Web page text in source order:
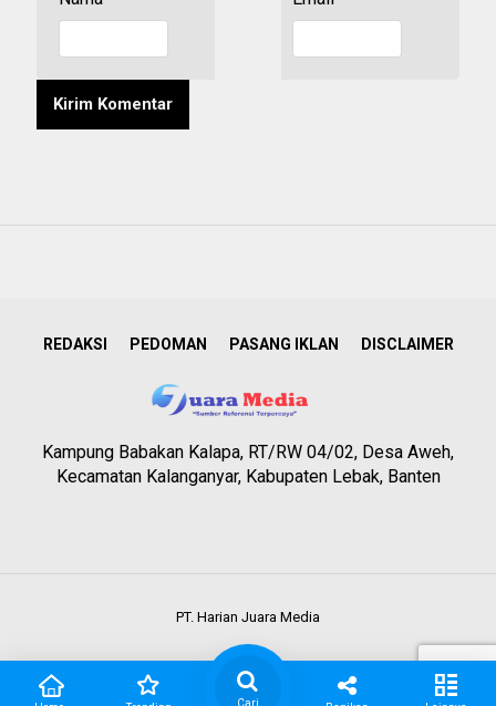
REDAKSI PEDOMAN PASANG IKLAN DISCLAIMER
Kampung Babakan Kalapa, RT/RW 04/02, Desa Aweh,
Kecamatan Kalanganyar, Kabupaten Lebak, Banten
PT. Harian Juara Media
Cari